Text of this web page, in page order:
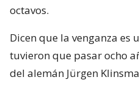
octavos.
Dicen que la venganza es
tuvieron que pasar ocho
del alemán Jürgen